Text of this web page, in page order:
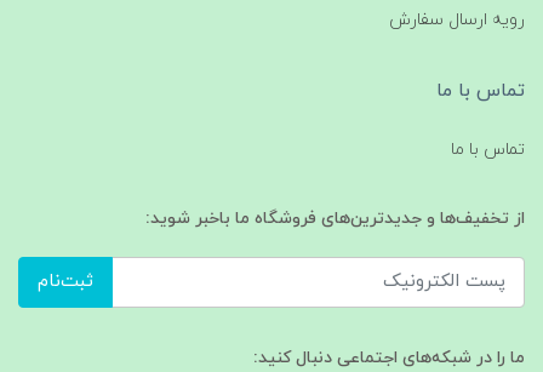
رویه ارسال سفارش
تماس با ما
تماس با ما
از تخفیف‌ها و جدیدترین‌های فروشگاه ما باخبر شوید:
ثبت‌نام
ما را در شبکه‌های اجتماعی دنبال کنید: